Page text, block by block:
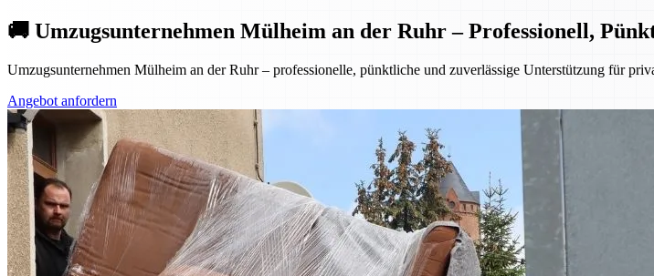
🚚 Umzugsunternehmen Mülheim an der Ruhr – Professionell,
Umzugsunternehmen Mülheim an der Ruhr – professionelle, pünktliche und zuverlässige Unterstützung für
Angebot anfordern